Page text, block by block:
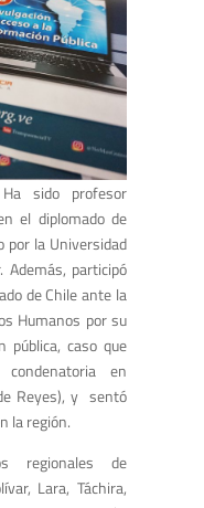
sido profesor
el diplomado de
por la Universidad
Además, participó
de Chile ante la
Humanos por su
pública, caso que
en
Reyes), y sentó
la región.
regionales de
Lara, Táchira,